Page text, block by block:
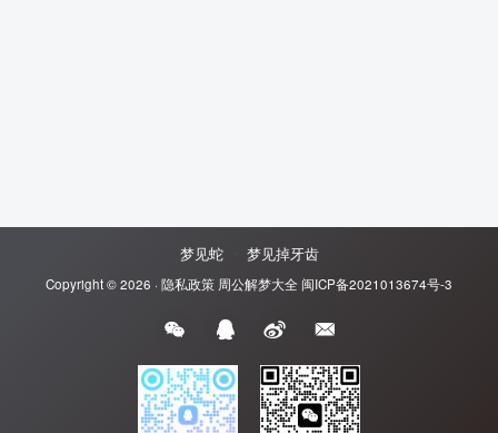
梦见蛇 梦见掉牙齿
Copyright © 2026 · 隐私政策 周公解梦大全 闽ICP备2021013674号-3